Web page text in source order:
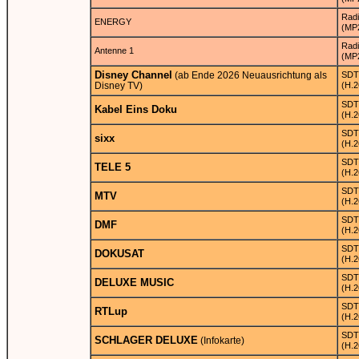
ENERGY
Antenne 1
Disney Channel (ab Ende 2026 Neuausrichtung als
Disney TV)
Kabel Eins Doku
sixx
TELE 5
MTV
DMF
DOKUSAT
DELUXE MUSIC
RTLup
SCHLAGER DELUXE (Infokarte)